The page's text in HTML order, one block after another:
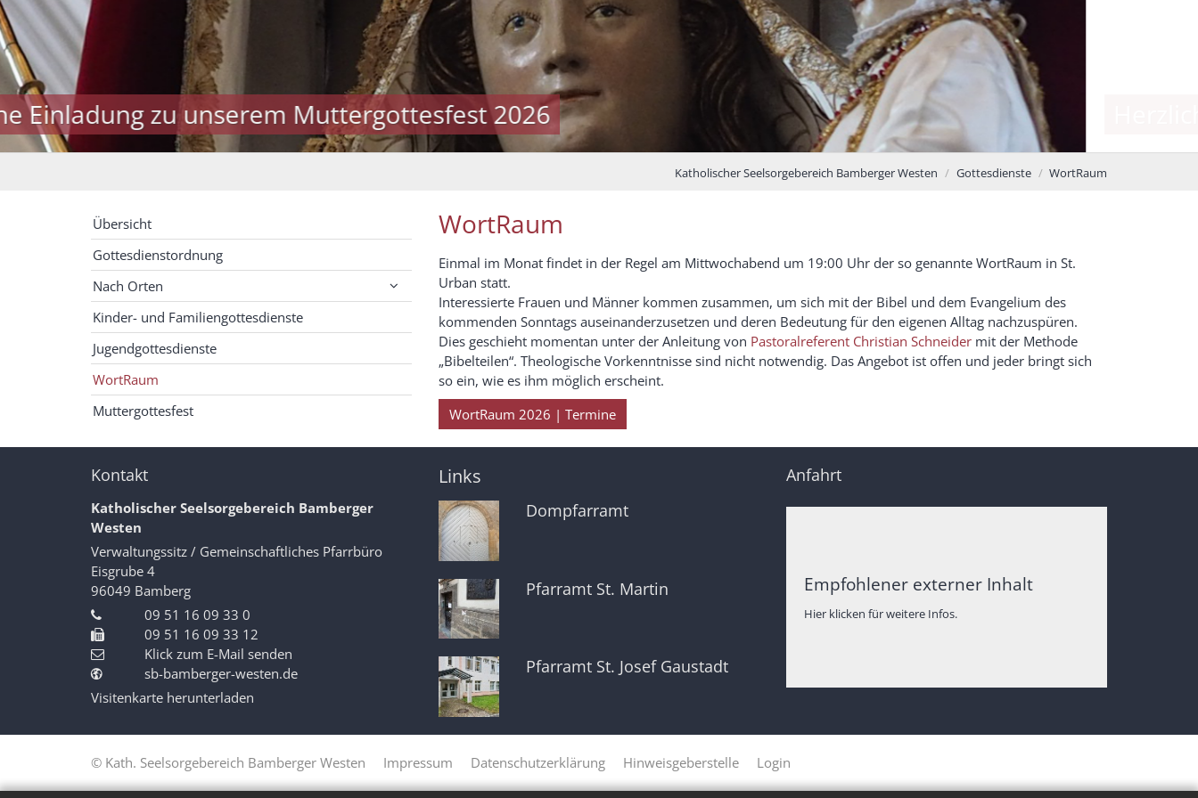
Herzlich Willkommen im Seelsorgebereich Bamberger Westen
Katholischer Seelsorgebereich Bamberger Westen Gottesdienste WortRaum
WortRaum
Einmal im Monat findet in der Regel am Mittwochabend um 19:00 Uhr der so genannte WortRaum in St.
Urban statt.
Interessierte Frauen und Männer kommen zusammen, um sich mit der Bibel und dem Evangelium des
kommenden Sonntags auseinanderzusetzen und deren Bedeutung für den eigenen Alltag nachzuspüren.
Dies geschieht momentan unter der Anleitung von Pastoralreferent Christian Schneider mit der Methode
„Bibelteilen“. Theologische Vorkenntnisse sind nicht notwendig. Das Angebot ist offen und jeder bringt sich
so ein, wie es ihm möglich erscheint.
WortRaum 2026 | Termine
Übersicht
Gottesdienstordnung
Nach Orten
Kinder- und Familiengottesdienste
Jugendgottesdienste
WortRaum
Muttergottesfest
Kontakt
Katholischer Seelsorgebereich Bamberger
Westen
Verwaltungssitz / Gemeinschaftliches Pfarrbüro
Eisgrube 4
96049 Bamberg
09 51 16 09 33 0
09 51 16 09 33 12
Klick zum E-Mail senden
sb-bamberger-westen.de
Visitenkarte herunterladen
Links
Dompfarramt
Pfarramt St. Martin
Pfarramt St. Josef Gaustadt
Anfahrt
Empfohlener externer Inhalt
Hier klicken für weitere Infos.
© Kath. Seelsorgebereich Bamberger Westen Impressum Datenschutzerklärung Hinweisgeberstelle Login